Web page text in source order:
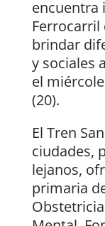
encuentra
Ferrocarril
brindar
y sociales
el
(20).
El Tren
ciudades,
lejanos,
primaria